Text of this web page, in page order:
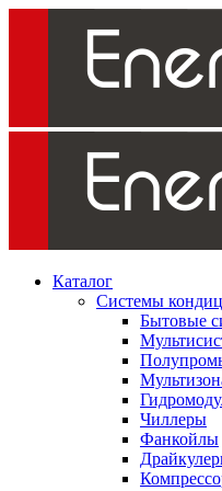
Каталог
Системы
Бытовые
Чиллеры
Фанкойлы